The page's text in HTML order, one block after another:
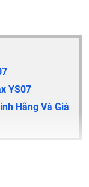
YS07
Hãng Và Giá